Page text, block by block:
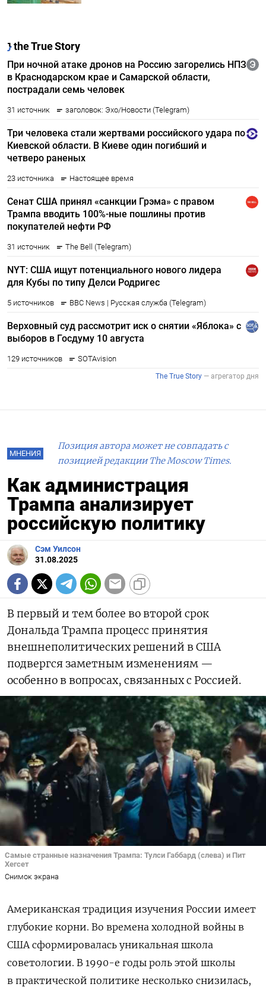
МНЕНИЯ
Позиция автора может не совпадать с
позицией редакции The Moscow Times.
Как администрация
Трампа анализирует
российскую политику
Сэм Уилсон
31.08.2025
В первый и тем более во второй срок
Дональда Трампа процесс принятия
внешнеполитических решений в США
подвергся заметным изменениям —
особенно в вопросах, связанных с Россией.
Самые странные назначения Трампа: Тулси Габбард (слева) и Пит
Хегсет
Снимок экрана
Американская традиция изучения России имеет
глубокие корни. Во времена холодной войны в
США сформировалась уникальная школа
советологии. В 1990-е годы роль этой школы
в практической политике несколько снизилась,